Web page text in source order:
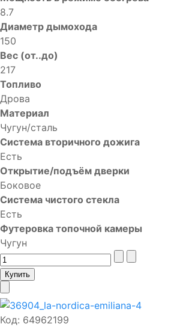
8.7
Диаметр дымохода
150
Вес (от..до)
217
Топливо
Дрова
Материал
Чугун/сталь
Система вторичного дожига
Есть
Открытие/подъём дверки
Боковое
Система чистого стекла
Есть
Футеровка топочной камеры
Чугун
Код: 64962199